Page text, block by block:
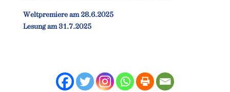
Weltpremiere am 28.6.2025
Lesung am 31.7.2025